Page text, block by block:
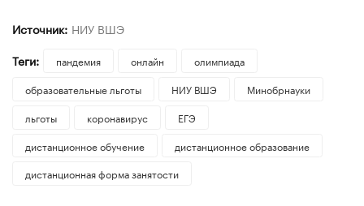
Источник: НИУ ВШЭ
Теги:
пандемия онлайн
олимпиада
образовательные льготы
НИУ ВШЭ
Минобрнауки
льготы
коронавирус
ЕГЭ
дистанционное обучение
дистанционное образование
дистанционная форма занятости